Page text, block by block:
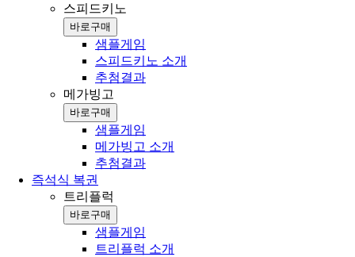
스피드키노
바로구매
샘플게임
스피드키노 소개
추첨결과
메가빙고
바로구매
샘플게임
메가빙고 소개
추첨결과
즉석식 복권
트리플럭
바로구매
샘플게임
트리플럭 소개